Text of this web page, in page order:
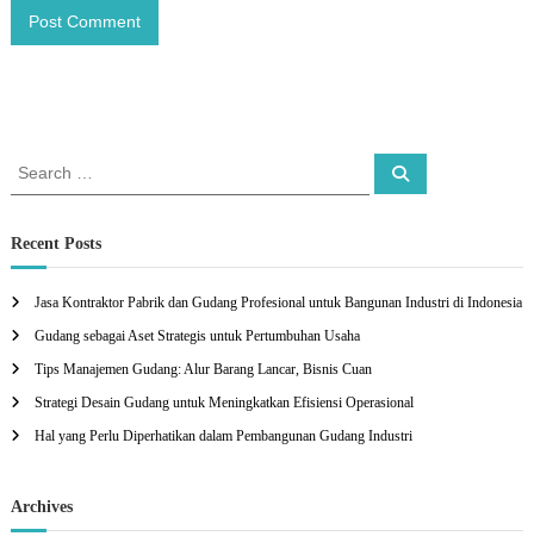
r
c
f
o
r
S
Recent Posts
Jasa Kontraktor Pabrik dan Gudang Profesional untuk Bangunan Industri di Indonesia
Gudang sebagai Aset Strategis untuk Pertumbuhan Usaha
Tips Manajemen Gudang: Alur Barang Lancar, Bisnis Cuan
Strategi Desain Gudang untuk Meningkatkan Efisiensi Operasional
Hal yang Perlu Diperhatikan dalam Pembangunan Gudang Industri
Archives